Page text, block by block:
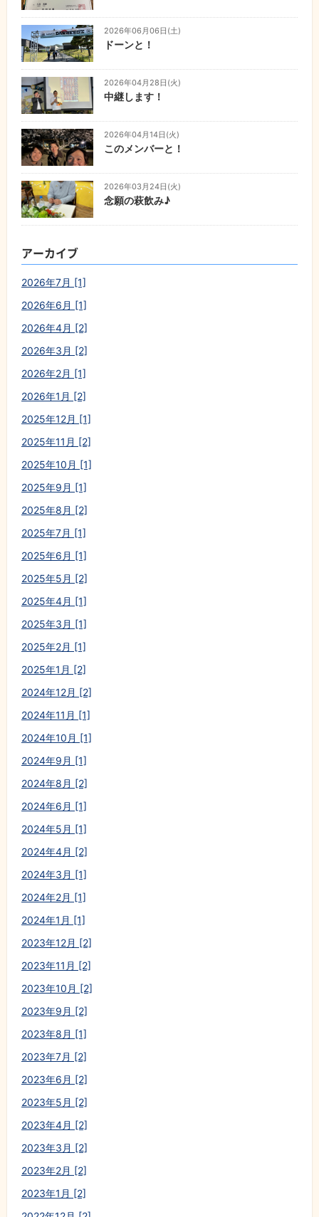
2026年06月06日(土)
ドーンと！
2026年04月28日(火)
中継します！
2026年04月14日(火)
このメンバーと！
2026年03月24日(火)
念願の萩飲み♪
アーカイブ
2026年7月 [1]
2026年6月 [1]
2026年4月 [2]
2026年3月 [2]
2026年2月 [1]
2026年1月 [2]
2025年12月 [1]
2025年11月 [2]
2025年10月 [1]
2025年9月 [1]
2025年8月 [2]
2025年7月 [1]
2025年6月 [1]
2025年5月 [2]
2025年4月 [1]
2025年3月 [1]
2025年2月 [1]
2025年1月 [2]
2024年12月 [2]
2024年11月 [1]
2024年10月 [1]
2024年9月 [1]
2024年8月 [2]
2024年6月 [1]
2024年5月 [1]
2024年4月 [2]
2024年3月 [1]
2024年2月 [1]
2024年1月 [1]
2023年12月 [2]
2023年11月 [2]
2023年10月 [2]
2023年9月 [2]
2023年8月 [1]
2023年7月 [2]
2023年6月 [2]
2023年5月 [2]
2023年4月 [2]
2023年3月 [2]
2023年2月 [2]
2023年1月 [2]